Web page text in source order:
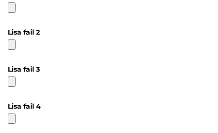
Lisa fail 2
Lisa fail 3
Lisa fail 4